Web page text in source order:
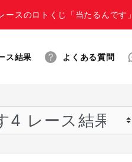
スのロトくじ「当たるんです」
ス結果 よくある質問